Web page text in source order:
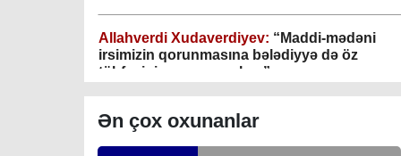
Allahverdi Xudaverdiyev: “Maddi-mədəni
irsimizin qorunmasına bələdiyyə də öz
töhfəsini verməyə çalışır”
Tahir Məmmədovun sakinlərlə növbəti
səyyar görüşü keçirilib
Ən çox oxunanlar
Mingəçevir bələdiyyəsi
Nəsimi bələdiyyəsi